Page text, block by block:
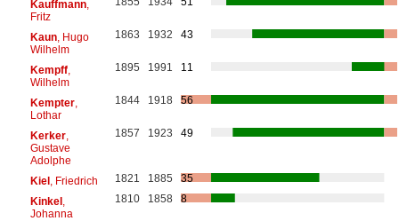
Kauffmann,
Fritz
Kaun, Hugo
Wilhelm
1863 1932 43
Kempff,
Wilhelm
1895 1991 11
Kempter,
Lothar
1844 1918 56
Kerker,
Gustave
Adolphe
1857 1923 49
Kiel, Friedrich 1821 1885
35
Kinkel,
Johanna
1810 1858 8